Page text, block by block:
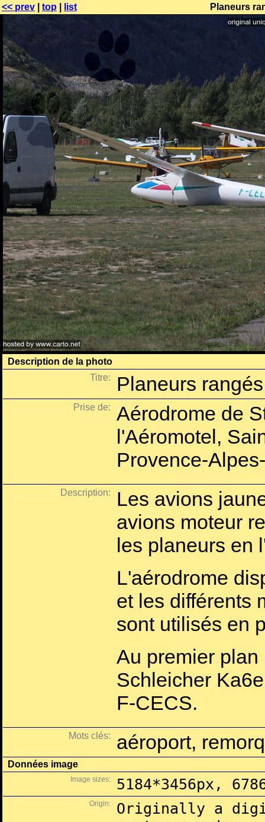
<< prev top list Planeurs
Description de la photo
Titre:
Planeurs
Prise de:
Aérodrome de
l'Aéromotel,
Provence-
Description:
Les avions
avions moteur
les planeurs en
L'aérodrome
et les différents
sont utilisés en
Au premier
Schleicher
F-CECS.
Mots clés: aéroport,
Données image
Image sizes: 5184*3456px,
Origin:
Originally a